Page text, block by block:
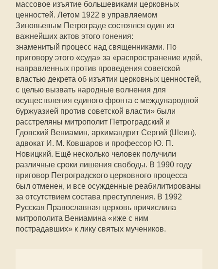
массовое изъятие большевиками церковных
ценностей. Летом 1922 в управляемом
Зиновьевым Петрограде состоялся один из
важнейших актов этого гонения:
знаменитый процесс над священниками. По
приговору этого «суда» за «распространение идей,
направленных против проведения советской
властью декрета об изъятии церковных ценностей,
с целью вызвать народные волнения для
осуществления единого фронта с международной
буржуазией против советской власти» были
расстреляны митрополит Петроградский и
Гдовский Вениамин, архимандрит Сергий (Шеин),
адвокат И. М. Ковшаров и профессор Ю. П.
Новицкий. Ещё несколько человек получили
различные сроки лишения свободы. В 1990 году
приговор Петроградского церковного процесса
был отменен, и все осужденные реабилитированы
за отсутствием состава преступления. В 1992
Русская Православная церковь причислила
митрополита Вениамина «иже с ним
пострадавших» к лику святых мучеников.